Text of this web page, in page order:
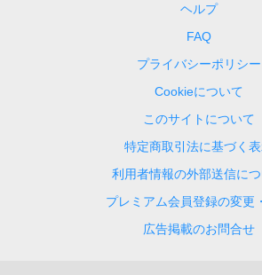
ヘルプ
FAQ
プライバシーポリシー
Cookieについて
このサイトについて
特定商取引法に基づく
利用者情報の外部送信に
プレミアム会員登録の変更
広告掲載のお問合せ